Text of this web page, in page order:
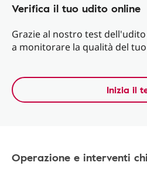
Verifica il tuo udito online
Grazie al nostro test
a monitorare la qualità del
Inizia il
Operazione e interventi